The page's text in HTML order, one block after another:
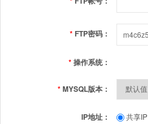
* FTP密码：
*操作系统：
*MYSQL版本：
IP地址： 共享IP